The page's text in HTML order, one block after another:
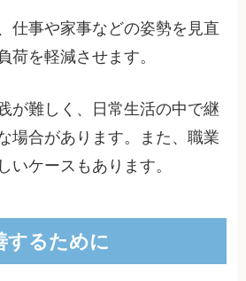
仕事や家事などの姿勢を見直
荷を軽減させます。
が難しく、日常生活の中で継
場合があります。また、職業
いケースもあります。
するために